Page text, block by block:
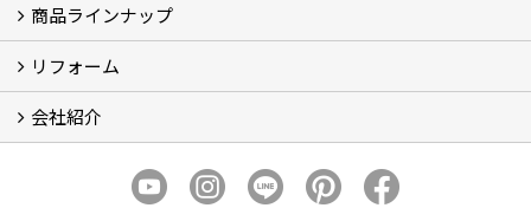
アイフルホームについて (5)
商品ラインナップ
商品ラインナップ
リフォーム
まるごと断熱リフォーム
イベント情報
施工事例
会社紹介
スタッフ紹介
個人情報保護方針